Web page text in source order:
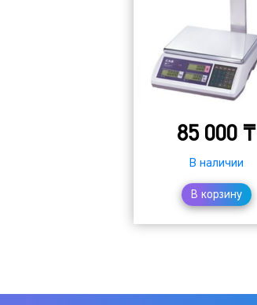
85 000 ₸
В наличии
В корзину